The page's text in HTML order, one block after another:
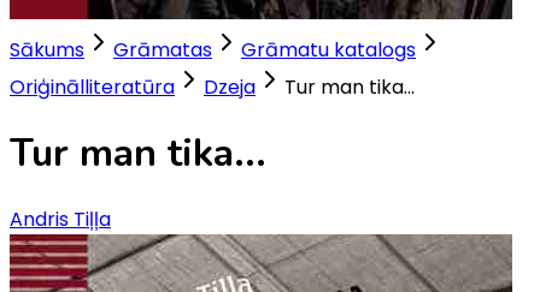
Sākums Grāmatas
Grāmatu katalogs
Oriģinālliteratūra
Dzeja Tur man tika...
Tur man tika...
Andris Tiļļa